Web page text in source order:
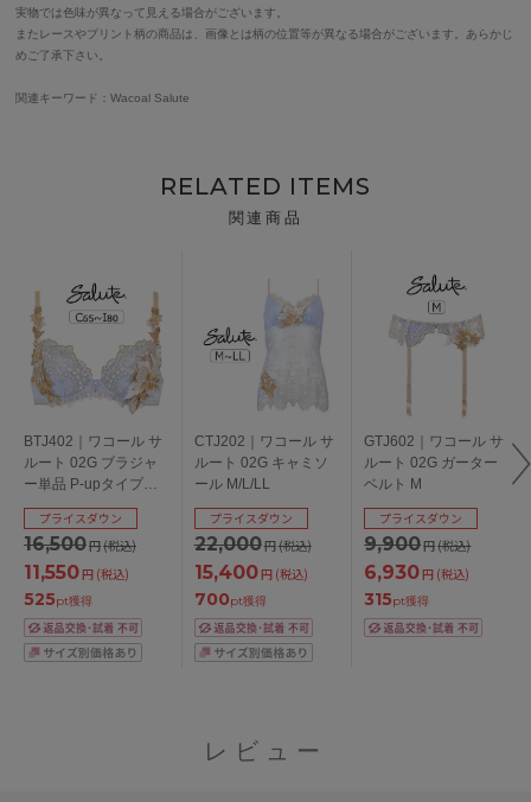
実物では色味が異なって見える場合がございます。
またレースやプリント柄の商品は、画像とは柄の位置等が異なる場合がございます。あらかじ
めご了承下さい。
関連キーワード：Wacoal Salute
RELATED ITEMS
関連商品
BTJ402｜ワコール サ
ルート 02G ブラジャ
ー単品 P-upタイプ
CDEFGHIカップ アン
ダー65/70/75/80cm
16,500円(税込)
プライスダウン
11,550円 (税込)
525pt獲得
CTJ202｜ワコール サ
ルート 02G キャミソ
ール M/L/LL
22,000円(税込)
プライスダウン
15,400円 (税込)
700pt獲得
GTJ602｜ワコール サ
ルート 02G ガーター
ベルト M
9,900円(税込)
プライスダウン
6,930円 (税込)
315pt獲得
レビュー